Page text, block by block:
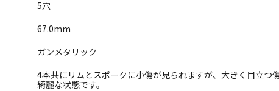
5穴
67.0mm
ガンメタリック
4本共にリムとスポークに小傷が見られますが、大きく目立つ
綺麗な状態です。